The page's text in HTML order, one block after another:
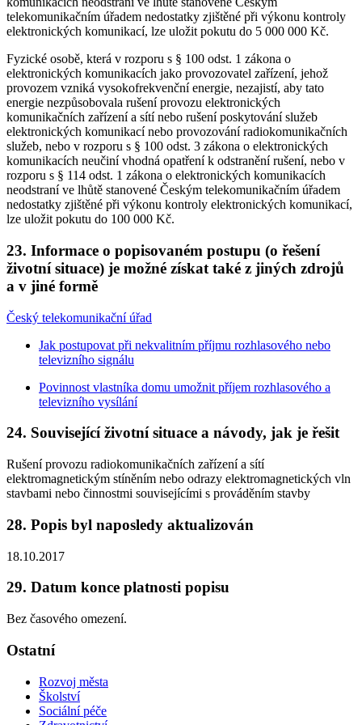
telekomunikačním úřadem nedostatky zjištěné při výkonu kontroly
elektronických komunikací, lze uložit pokutu do 5 000 000 Kč.
Fyzické osobě, která v rozporu s § 100 odst. 1 zákona o
elektronických komunikacích jako provozovatel zařízení, jehož
provozem vzniká vysokofrekvenční energie, nezajistí, aby tato
energie nezpůsobovala rušení provozu elektronických
komunikačních zařízení a sítí nebo rušení poskytování služeb
elektronických komunikací nebo provozování radiokomunikačních
služeb, nebo v rozporu s § 100 odst. 3 zákona o elektronických
komunikacích neučiní vhodná opatření k odstranění rušení, nebo v
rozporu s § 114 odst. 1 zákona o elektronických komunikacích
neodstraní ve lhůtě stanovené Českým telekomunikačním úřadem
nedostatky zjištěné při výkonu kontroly elektronických komunikací,
lze uložit pokutu do 100 000 Kč.
23. Informace o popisovaném postupu (o řešení
životní situace) je možné získat také z jiných zdrojů
a v jiné formě
Český telekomunikační úřad
Jak postupovat při nekvalitním příjmu rozhlasového nebo
televizního signálu
Povinnost vlastníka domu umožnit příjem rozhlasového a
televizního vysílání
24. Související životní situace a návody, jak je řešit
Rušení provozu radiokomunikačních zařízení a sítí
elektromagnetickým stíněním nebo odrazy elektromagnetických vln
stavbami nebo činnostmi souvisejícími s prováděním stavby
28. Popis byl naposledy aktualizován
18.10.2017
29. Datum konce platnosti popisu
Bez časového omezení.
Ostatní
Rozvoj města
Školství
Sociální péče